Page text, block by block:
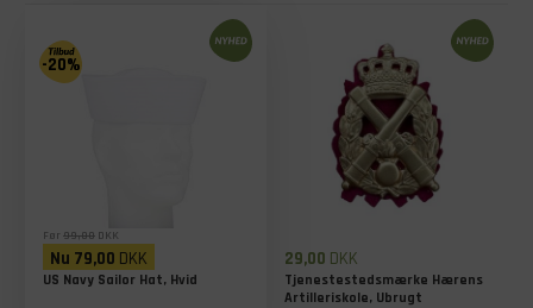
-20%
Før 99,00 DKK
Nu 79,00 DKK
US Navy Sailor Hat, Hvid
29,00 DKK
Tjenestestedsmærke Hærens
Artilleriskole, Ubrugt